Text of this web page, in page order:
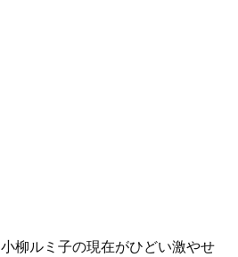
小柳ルミ子の現在がひどい激やせ